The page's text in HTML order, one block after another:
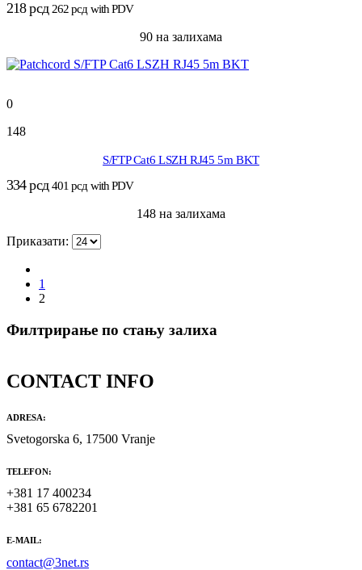
218рсд 262рсдwith PDV
90 на залихама
0
148
S/FTP Cat6 LSZH RJ45 5m BKT
334рсд 401рсдwith PDV
148 на залихама
Приказати:
1
2
Филтрирање по стању залиха
CONTACT INFO
ADRESA:
Svetogorska 6, 17500 Vranje
TELEFON:
+381 17 400234
+381 65 6782201
E-MAIL:
contact@3net.rs